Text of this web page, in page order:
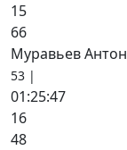
15
66
Муравьев Антон
53 |
01:25:47
16
48